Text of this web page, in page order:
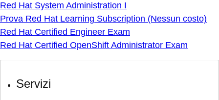
Red Hat System Administration I
Prova Red Hat Learning Subscription (Nessun costo)
Red Hat Certified Engineer Exam
Red Hat Certified OpenShift Administrator Exam
Servizi